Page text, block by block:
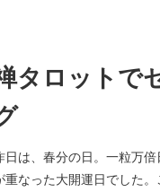
タロットで
日は、春分の日。一粒万
重なった大開運日でした